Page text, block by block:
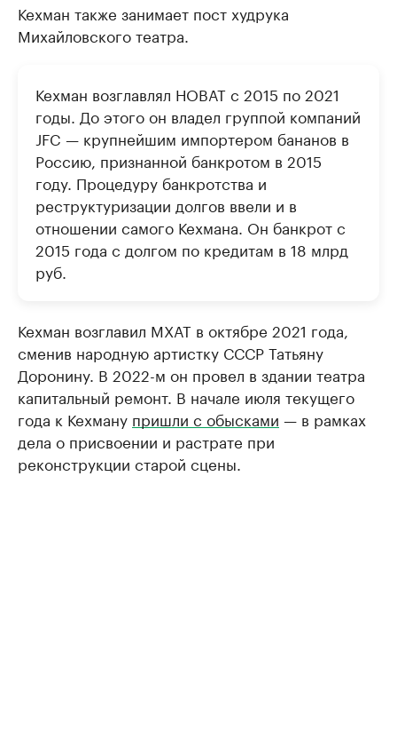
Кехман также занимает пост худрука
Михайловского театра.
Кехман возглавлял НОВАТ с 2015 по 2021
годы. До этого он владел группой компаний
JFC — крупнейшим импортером бананов в
Россию, признанной банкротом в 2015
году. Процедуру банкротства и
реструктуризации долгов ввели и в
отношении самого Кехмана. Он банкрот с
2015 года с долгом по кредитам в 18 млрд
руб.
Кехман возглавил МХАТ в октябре 2021 года,
сменив народную артистку СССР Татьяну
Доронину. В 2022-м он провел в здании театра
капитальный ремонт. В начале июля текущего
года к Кехману пришли с обысками — в рамках
дела о присвоении и растрате при
реконструкции старой сцены.